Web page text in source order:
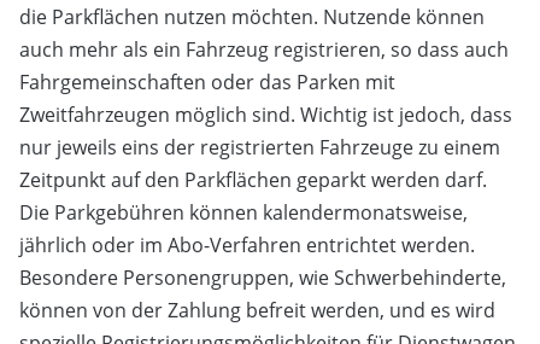
die Parkflächen nutzen möchten. Nutzende können
auch mehr als ein Fahrzeug registrieren, so dass auch
Fahrgemeinschaften oder das Parken mit
Zweitfahrzeugen möglich sind. Wichtig ist jedoch, dass
nur jeweils eins der registrierten Fahrzeuge zu einem
Zeitpunkt auf den Parkflächen geparkt werden darf.
Die Parkgebühren können kalendermonatsweise,
jährlich oder im Abo-Verfahren entrichtet werden.
Besondere Personengruppen, wie Schwerbehinderte,
können von der Zahlung befreit werden, und es wird